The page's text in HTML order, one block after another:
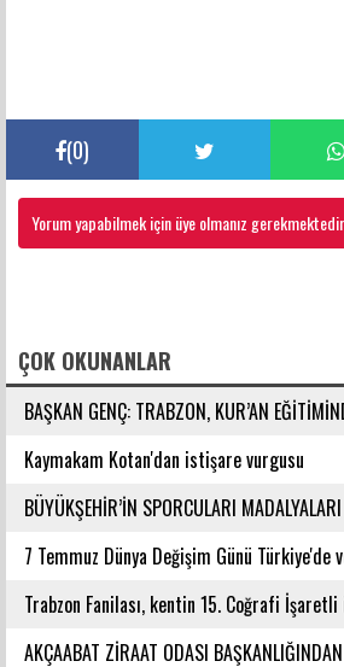
(0)
Yorum yapabilmek için üye olmanız gerekmektedir.
ÇOK OKUNANLAR
BAŞKAN GENÇ: TRABZON, KUR’AN
GELEN ŞEHİRLERİNDENDİR
Kaymakam Kotan'dan istişare vurgusu
BÜYÜKŞEHİR’İN SPORCULARI
7 Temmuz Dünya Değişim Günü Türkiye'de
Trabzon Fanilası, kentin 15. Coğrafi
AKÇAABAT ZİRAAT ODASI